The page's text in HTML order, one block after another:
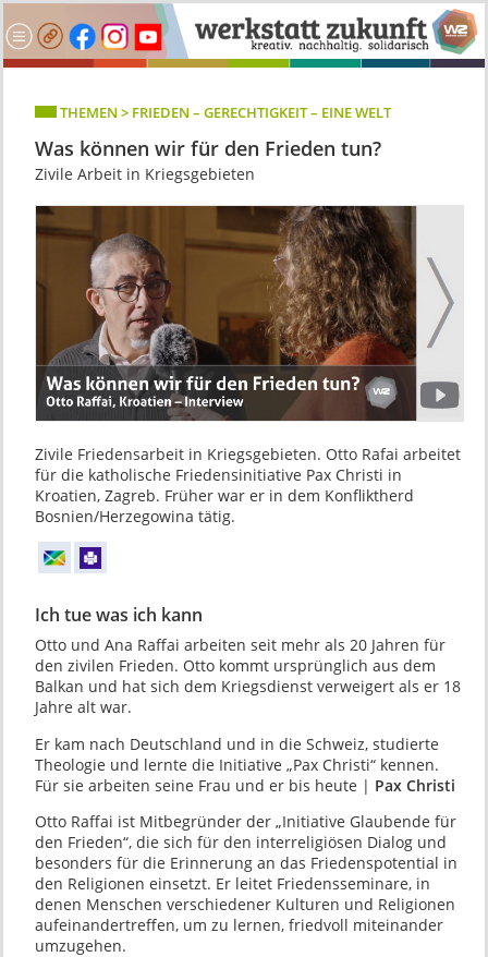
THEMEN > FRIEDEN – GERECHTIGKEIT – EINE WELT
Was können wir für den Frieden tun?
Zivile Arbeit in Kriegsgebieten
Zivile Friedensarbeit in Kriegsgebieten. Otto Rafai arbeitet
für die katholische Friedensinitiative Pax Christi in
Kroatien, Zagreb. Früher war er in dem Konfliktherd
Bosnien/Herzegowina tätig.
Ich tue was ich kann
Otto und Ana Raffai arbeiten seit mehr als 20 Jahren für
den zivilen Frieden. Otto kommt ursprünglich aus dem
Balkan und hat sich dem Kriegsdienst verweigert als er 18
Jahre alt war.
Er kam nach Deutschland und in die Schweiz, studierte
Theologie und lernte die Initiative „Pax Christi“ kennen.
Für sie arbeiten seine Frau und er bis heute | Pax Christi
Otto Raffai ist Mitbegründer der „Initiative Glaubende für
den Frieden“, die sich für den interreligiösen Dialog und
besonders für die Erinnerung an das Friedenspotential in
den Religionen einsetzt. Er leitet Friedensseminare, in
denen Menschen verschiedener Kulturen und Religionen
aufeinandertreffen, um zu lernen, friedvoll miteinander
umzugehen.